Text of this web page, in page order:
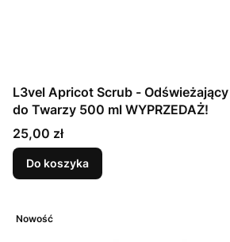
L3vel Apricot Scrub -
do Twarzy 500 ml WYPRZEDAŻ!
Cena
25,00 zł
Do koszyka
Nowość